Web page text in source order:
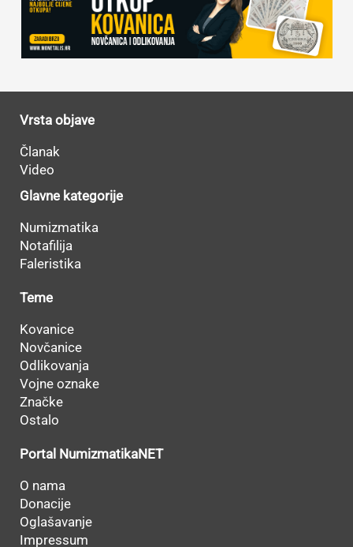
Vrsta objave
Članak
Video
Glavne kategorije
Numizmatika
Notafilija
Faleristika
Teme
Kovanice
Novčanice
Odlikovanja
Vojne oznake
Značke
Ostalo
Portal NumizmatikaNET
O nama
Donacije
Oglašavanje
Impressum